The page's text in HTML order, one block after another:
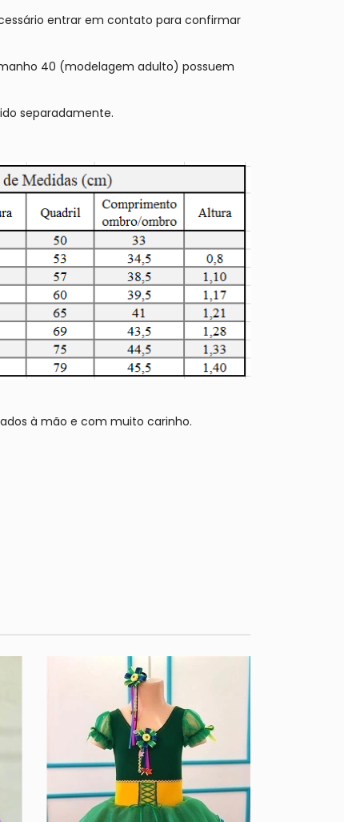
entrar em contato para confirmar
40 (modelagem adulto) possuem
separadamente.
à mão e com muito carinho.